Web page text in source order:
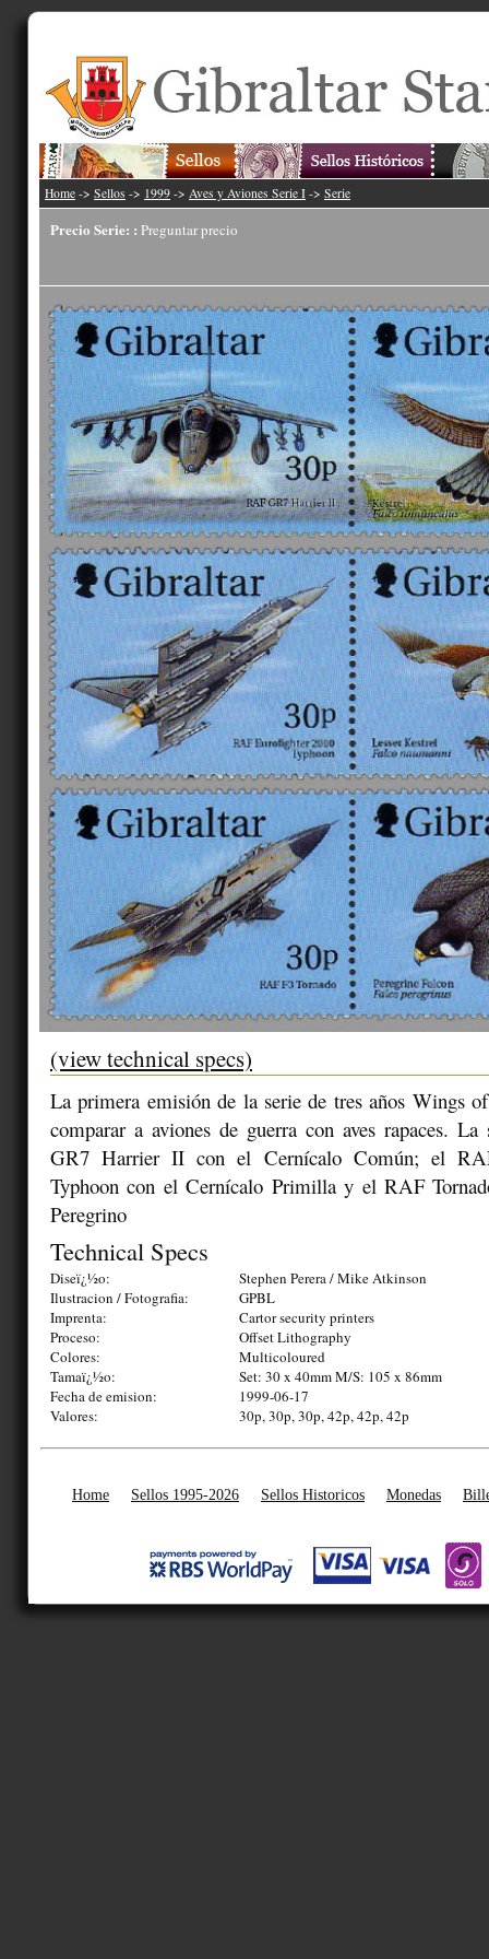
Home -> Sellos -> 1999 -> Aves y Aviones Serie I -> Serie
Precio Serie: : Preguntar precio
(view technical specs)
La primera emisión de la serie de tres años Wings
comparar a aviones de guerra con aves rapaces.
GR7 Harrier II con el Cernícalo Común; el
Typhoon con el Cernícalo Primilla y el RAF
Peregrino
Technical Specs
Diseï¿½o:
Stephen Perera / Mike Atkinson
Ilustracion / Fotografia:
GPBL
Imprenta:
Cartor security printers
Proceso:
Offset Lithography
Colores:
Multicoloured
Tamaï¿½o:
Set: 30 x 40mm M/S: 105 x 86mm
Fecha de emision:
1999-06-17
Valores:
30p, 30p, 30p, 42p, 42p, 42p
Home Sellos 1995-2026 Sellos Historicos Monedas